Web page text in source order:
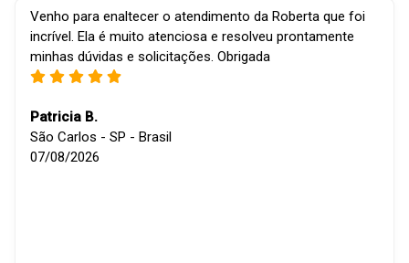
Venho para enaltecer o atendimento da Roberta que foi
incrível. Ela é muito atenciosa e resolveu prontamente
minhas dúvidas e solicitações. Obrigada
Patricia B.
São Carlos - SP - Brasil
07/08/2026